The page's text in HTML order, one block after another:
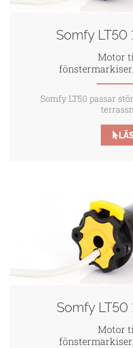
Somfy
Motor
Somfy LT50 passar
Somfy
Motor